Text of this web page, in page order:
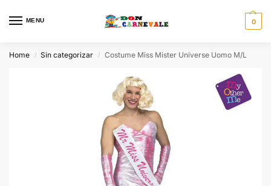
MENU 0
Home / Sin categorizar / Costume Miss Mister Universe Uomo M/L